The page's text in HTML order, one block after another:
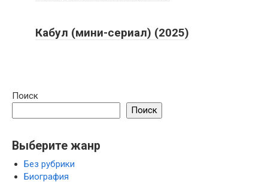
Кабул (мини-сериал) (2025)
Поиск
Поиск
Выберите жанр
Без рубрики
Биография